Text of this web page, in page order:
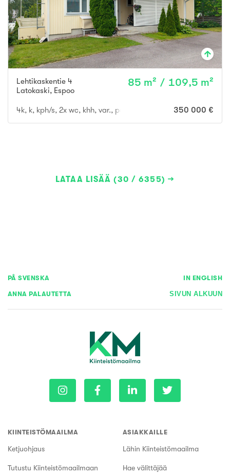
Lehtikaskentie 4
Latokaski, Espoo
85 m² / 109,5 m²
4k, k, kph/s, 2x wc, khh, var., parveke, terassi- ja piha-alue
350 000 €
LATAA LISÄÄ (30 / 6355)
PÅ SVENSKA IN ENGLISH
ANNA PALAUTETTA SIVUN ALKUUN
KIINTEISTÖMAAILMA
Ketjuohjaus
Tutustu Kiinteistömaailmaan
ASIAKKAILLE
Lähin Kiinteistömaailma
Hae välittäjää